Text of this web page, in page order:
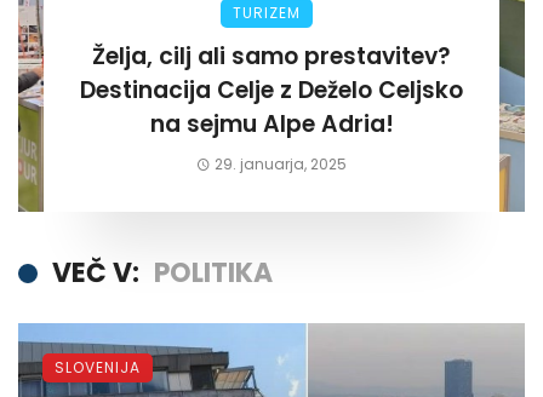
TURIZEM
Želja, cilj ali samo prestavitev?
Destinacija Celje z Deželo Celjsko
na sejmu Alpe Adria!
29. januarja, 2025
VEČ V: POLITIKA
SLOVENIJA